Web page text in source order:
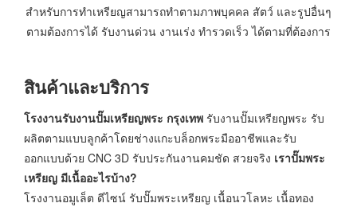
สำหรับการทำเหรียญสามารถทำตามภาพบุคคล สัตว์ และรูปอื่นๆ
ตามต้องการได้ รับงานด่วน งานเร่ง ทำรวดเร็ว ได้ตามที่ต้องการ
สินค้าและบริการ
โรงงานรับงานปั๊มเหรียญพระ กรุงเทพ รับงานปั๊มเหรียญพระ รับ
ผลิตตามแบบลูกค้าโดยช่างแกะบล็อกพระมืออาชีพและรับ
ออกแบบด้วย CNC 3D รับประกันงานคมชัด สวยจริง เราปั๊มพระ
เหรียญ มีเนื้ออะไรบ้าง?
โรงงานอมูเล็ต ดีไซน์ รับปั๊มพระเหรียญ เนื้อนวโลหะ เนื้อทอง